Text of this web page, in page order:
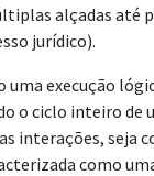
alçadas
jurídico).
execução
ciclo inteiro
interações,
como